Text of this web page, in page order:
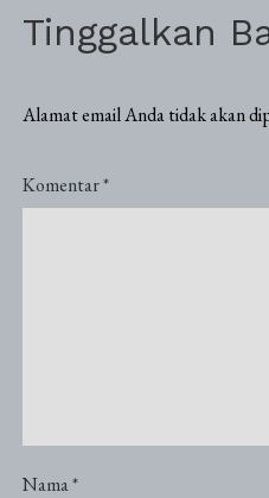
Tinggalkan
Alamat email Anda tidak akan
Komentar*
Nama*